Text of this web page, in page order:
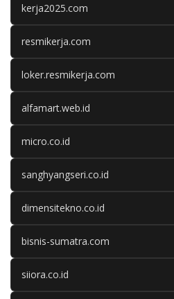
kerja2025.com
resmikerja.com
loker.resmikerja.com
alfamart.web.id
micro.co.id
sanghyangseri.co.id
dimensitekno.co.id
bisnis-sumatra.com
siiora.co.id